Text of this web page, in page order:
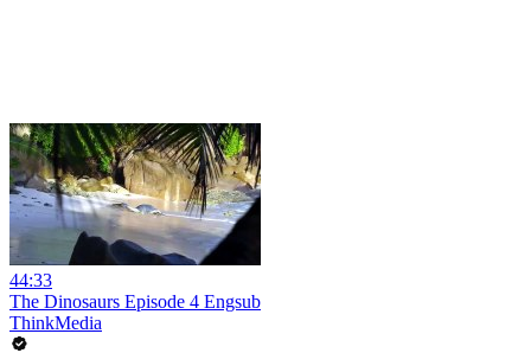
44:33
The Dinosaurs Episode 4 Engsub
ThinkMedia